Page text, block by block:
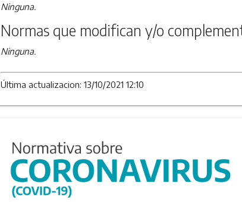
Ninguna.
Normas que modifican y/o
Ninguna.
Última actualizacion: 13/10/2021 12:10